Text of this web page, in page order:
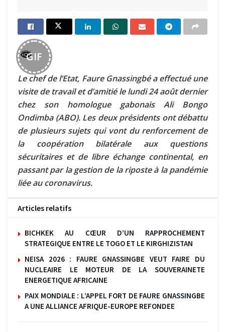
GIF
Le chef de l’Etat, Faure Gnassingbé a effectué une
visite de travail et d’amitié le lundi 24 août dernier
chez son homologue gabonais Ali Bongo
Ondimba (ABO). Les deux présidents ont débattu
de plusieurs sujets qui vont du renforcement de
la coopération bilatérale aux questions
sécuritaires et de libre échange continental, en
passant par la gestion de la riposte à la pandémie
liée au coronavirus.
Articles relatifs
BICHKEK AU CŒUR D’UN RAPPROCHEMENT
STRATEGIQUE ENTRE LE TOGO ET LE KIRGHIZISTAN
NEISA 2026 : FAURE GNASSINGBE VEUT FAIRE DU
NUCLEAIRE LE MOTEUR DE LA SOUVERAINETE
ENERGETIQUE AFRICAINE
PAIX MONDIALE : L’APPEL FORT DE FAURE GNASSINGBE
A UNE ALLIANCE AFRIQUE-EUROPE REFONDEE